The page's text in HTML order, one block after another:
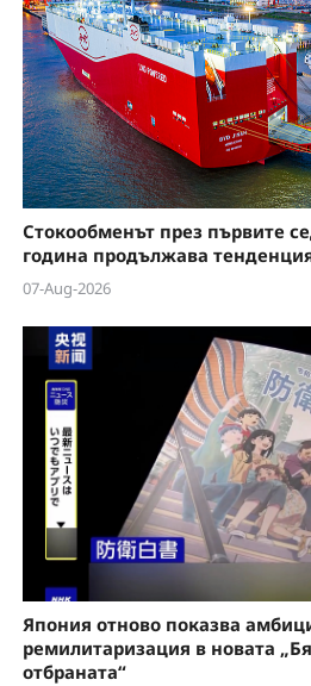
Стокообменът през първите
година продължава
07-Aug-2026
Япония отново показва
ремилитаризация в новата
отбраната“